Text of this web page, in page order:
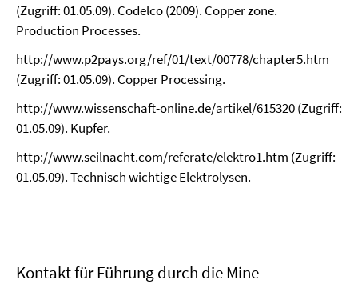
(Zugriff: 01.05.09). Codelco (2009). Copper zone.
Production Processes.
http://www.p2pays.org/ref/01/text/00778/chapter5.htm
(Zugriff: 01.05.09). Copper Processing.
http://www.wissenschaft-online.de/artikel/615320 (Zugriff:
01.05.09). Kupfer.
http://www.seilnacht.com/referate/elektro1.htm (Zugriff:
01.05.09). Technisch wichtige Elektrolysen.
Kontakt für Führung durch die Mine